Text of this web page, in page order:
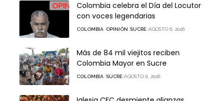
Colombia celebra el Día del Locutor
con voces legendarias
COLOMBIA OPINIÓN SUCRE AGOSTO 6, 2026
Más de 84 mil viejitos reciben
Colombia Mayor en Sucre
COLOMBIA SUCRE AGOSTO 6, 2026